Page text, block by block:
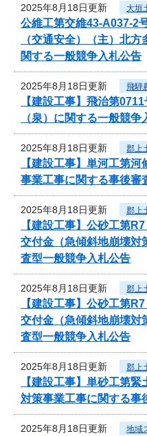
2025年8月18日更新 大垣
公維工第交維43-A037-2
（交通安全）（主）北
関する一般競争入札公告
2025年8月18日更新 飛騨
【建設工事】飛治第
（泉）に関する一般競争
2025年8月18日更新 郡上
【建設工事】単河工第
事業工事に関する事後審
2025年8月18日更新 郡上
【建設工事】公砂工第
交付金（急傾斜地崩壊対
査型一般競争入札公告
2025年8月18日更新 郡上
【建設工事】公砂工第
交付金（急傾斜地崩壊対
査型一般競争入札公告
2025年8月18日更新 郡上
【建設工事】単砂工第
対策事業工事に関する事
2025年8月18日更新 地域